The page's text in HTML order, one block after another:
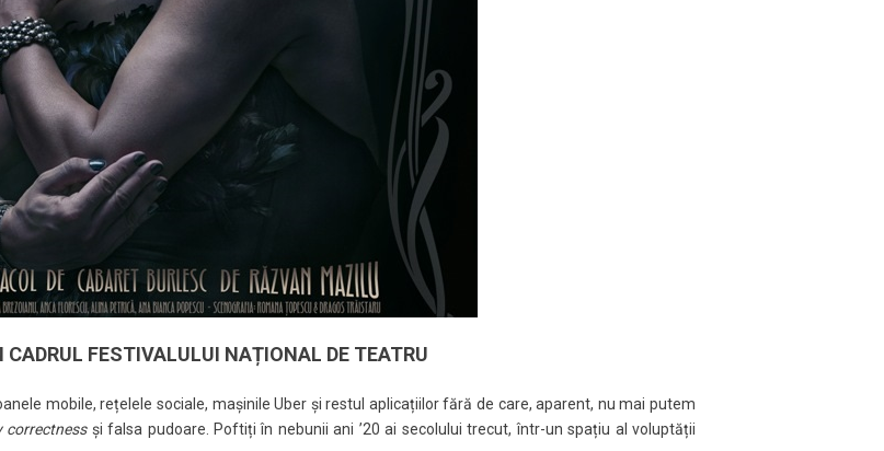
CADRUL FESTIVALULUI NAȚIONAL DE TEATRU
mobile, rețelele sociale, mașinile Uber și restul aplicațiilor fără de care, aparent, nu mai putem
correctnessși falsa pudoare. Poftiți în nebunii ani ’20 ai secolului trecut, într-un spațiu al voluptății